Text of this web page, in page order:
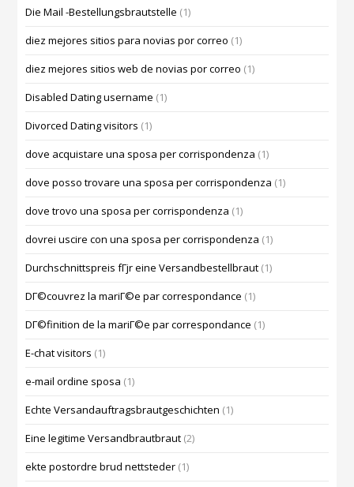
Die Mail -Bestellungsbrautstelle (1)
diez mejores sitios para novias por correo (1)
diez mejores sitios web de novias por correo (1)
Disabled Dating username (1)
Divorced Dating visitors (1)
dove acquistare una sposa per corrispondenza (1)
dove posso trovare una sposa per corrispondenza (1)
dove trovo una sposa per corrispondenza (1)
dovrei uscire con una sposa per corrispondenza (1)
Durchschnittspreis fГјr eine Versandbestellbraut (1)
DГ©couvrez la mariГ©e par correspondance (1)
DГ©finition de la mariГ©e par correspondance (1)
E-chat visitors (1)
e-mail ordine sposa (1)
Echte Versandauftragsbrautgeschichten (1)
Eine legitime Versandbrautbraut (2)
ekte postordre brud nettsteder (1)